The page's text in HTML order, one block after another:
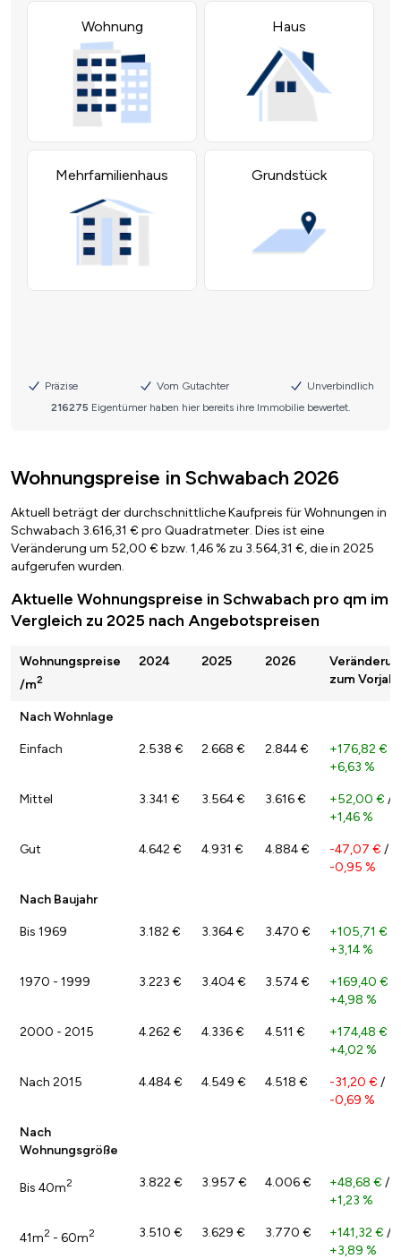
Wohnungspreise in Schwabach 2026
Aktuell beträgt der durchschnittliche Kaufpreis für Wohnungen in
Schwabach 3.616,31 € pro Quadratmeter. Dies ist eine
Veränderung um 52,00 € bzw. 1,46 % zu 3.564,31 €, die in 2025
aufgerufen wurden.
Aktuelle Wohnungspreise in Schwabach pro qm im
Vergleich zu 2025 nach Angebotspreisen
Wohnungspreise
/m2
2024 2025 2026
zum Vorjahr
Nach Wohnlage
Einfach 2.538 € 2.668 € 2.844 € +176,82 €
+6,63 %
Mittel 3.341 € 3.564 € 3.616 € +52,00 € /
+1,46 %
Gut 4.642 € 4.931 € 4.884 € -47,07 € /
-0,95 %
Nach Baujahr
Bis 1969 3.182 € 3.364 € 3.470 € +105,71 €
+3,14 %
1970 - 1999 3.223 € 3.404 € 3.574 € +169,40 €
+4,98 %
2000 - 2015 4.262 € 4.336 € 4.511 € +174,48 €
+4,02 %
Nach 2015 4.484 € 4.549 € 4.518 € -31,20 € /
-0,69 %
Nach
Wohnungsgröße
Bis 40m2 3.822 € 3.957 € 4.006 € +48,68 € /
+1,23 %
41m2 - 60m2 3.510 € 3.629 € 3.770 € +141,32 € /
+3,89 %